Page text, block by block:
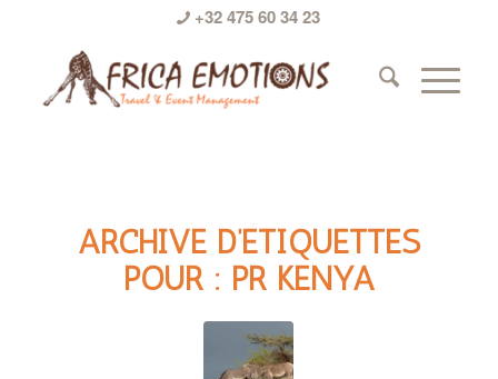
+32 475 60 34 23
ARCHIVE D’ÉTIQUETTES
POUR : PR KENYA